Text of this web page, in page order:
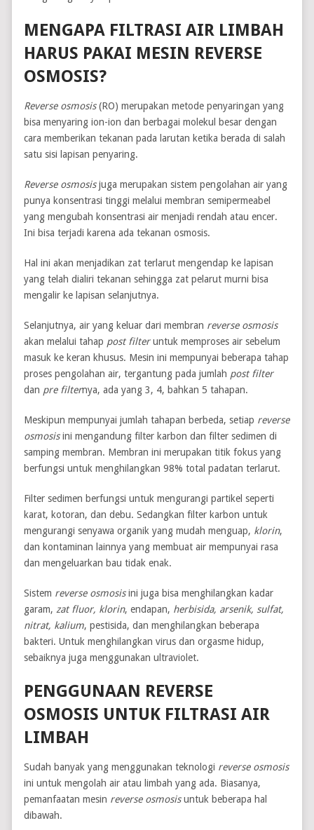
MENGAPA FILTRASI AIR LIMBAH
HARUS PAKAI MESIN REVERSE
OSMOSIS?
Reverse osmosis(RO) merupakan metode penyaringan yang
bisa menyaring ion-ion dan berbagai molekul besar dengan
cara memberikan tekanan pada larutan ketika berada di salah
satu sisi lapisan penyaring.
Reverse osmosisjuga merupakan sistem pengolahan air yang
punya konsentrasi tinggi melalui membran semipermeabel
yang mengubah konsentrasi air menjadi rendah atau encer.
Ini bisa terjadi karena ada tekanan osmosis.
Hal ini akan menjadikan zat terlarut mengendap ke lapisan
yang telah dialiri tekanan sehingga zat pelarut murni bisa
mengalir ke lapisan selanjutnya.
Selanjutnya, air yang keluar dari membran reverse osmosis
akan melalui tahap post filteruntuk memproses air sebelum
masuk ke keran khusus. Mesin ini mempunyai beberapa tahap
proses pengolahan air, tergantung pada jumlah post filter
dan pre filternya, ada yang 3, 4, bahkan 5 tahapan.
Meskipun mempunyai jumlah tahapan berbeda, setiap reverse
osmosisini mengandung filter karbon dan filter sedimen di
samping membran. Membran ini merupakan titik fokus yang
berfungsi untuk menghilangkan 98% total padatan terlarut.
Filter sedimen berfungsi untuk mengurangi partikel seperti
karat, kotoran, dan debu. Sedangkan filter karbon untuk
mengurangi senyawa organik yang mudah menguap, klorin,
dan kontaminan lainnya yang membuat air mempunyai rasa
dan mengeluarkan bau tidak enak.
Sistem reverse osmosisini juga bisa menghilangkan kadar
garam,zat fluor, klorin, endapan, herbisida, arsenik, sulfat,
nitrat, kalium, pestisida, dan menghilangkan beberapa
bakteri. Untuk menghilangkan virus dan orgasme hidup,
sebaiknya juga menggunakan ultraviolet.
PENGGUNAAN REVERSE
OSMOSIS UNTUK FILTRASI AIR
LIMBAH
Sudah banyak yang menggunakan teknologi reverse osmosis
ini untuk mengolah air atau limbah yang ada. Biasanya,
pemanfaatan mesin reverse osmosisuntuk beberapa hal
dibawah.